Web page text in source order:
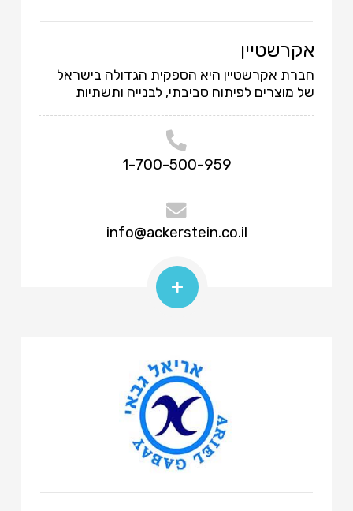
אקרשטיין
חברת אקרשטיין היא הספקית הגדולה בישראל
של מוצרים לפיתוח סביבתי, לבנייה ותשתיות
1-700-500-959
info@ackerstein.co.il
+